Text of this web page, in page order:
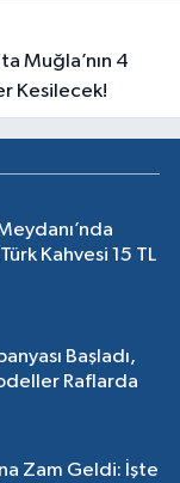
Kesilecek!
Kahvesi 15 TL
Başladı,
Raflarda
Zam Geldi: İşte